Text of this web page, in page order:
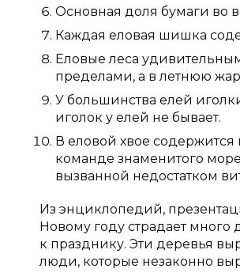
Основная доля бумаги во
Каждая еловая шишка
Еловые леса
пределами, а в летнюю
У большинства елей
иголок у елей не бывает.
В еловой хвое
команде знаменитого
вызванной недостатком
Из энциклопедий,
Новому году страдает много
к празднику. Эти деревья
люди, которые незаконно